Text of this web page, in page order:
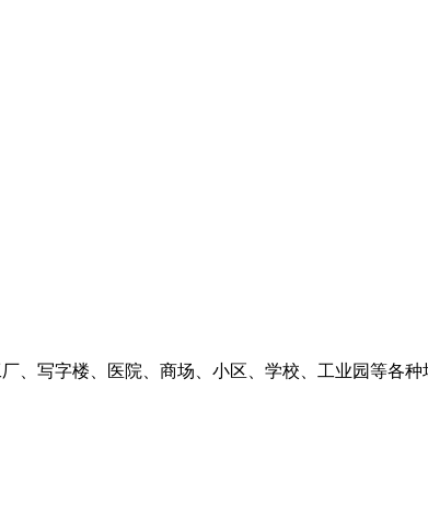
、写字楼、医院、商场、小区、学校、工业园等各种